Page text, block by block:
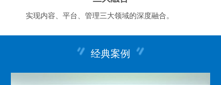
实现内容、平台、管理三大领域的深度融合。
经典案例